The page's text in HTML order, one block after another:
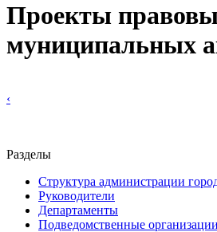
Проекты
муниципальных
‹
Разделы
Структура администрации
Руководители
Департаменты
Подведомственные организации